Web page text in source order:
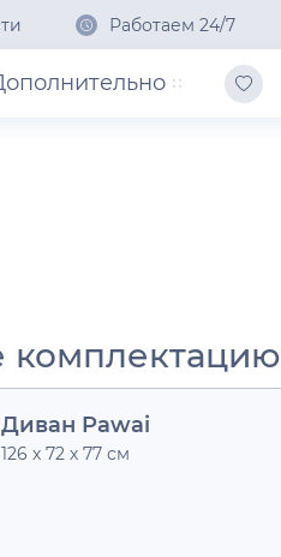
Работаем 24/7
комплектацию
Диван Pawai
126 х 72 х 77 см